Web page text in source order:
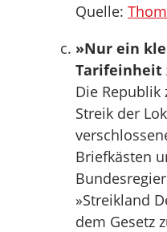
Quelle:
»Nur ein
Tarifeinheit
Die
Streik der
Briefkästen
»Streikland
dem Gesetz